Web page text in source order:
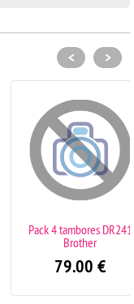
Pack 4 tambores DR241
79.00€
< >